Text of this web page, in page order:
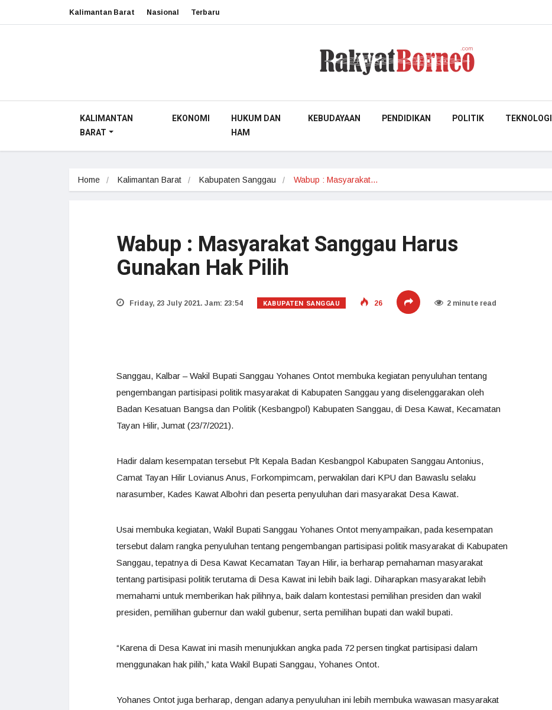
Kalimantan Barat Nasional Terbaru
KALIMANTAN
BARAT
EKONOMI
HUKUM DAN
HAM
KEBUDAYAAN PENDIDIKAN POLITIK TEKNOLOGI
Home Kalimantan Barat Kabupaten Sanggau Wabup : Masyarakat…
Wabup : Masyarakat Sanggau Harus
Gunakan Hak Pilih
Friday, 23 July 2021. Jam: 23:54 KABUPATEN SANGGAU 26 2 minute read
Sanggau, Kalbar – Wakil Bupati Sanggau Yohanes Ontot membuka kegiatan penyuluhan tentang
pengembangan partisipasi politik masyarakat di Kabupaten Sanggau yang diselenggarakan oleh
Badan Kesatuan Bangsa dan Politik (Kesbangpol) Kabupaten Sanggau, di Desa Kawat, Kecamatan
Tayan Hilir, Jumat (23/7/2021).
Hadir dalam kesempatan tersebut Plt Kepala Badan Kesbangpol Kabupaten Sanggau Antonius,
Camat Tayan Hilir Lovianus Anus, Forkompimcam, perwakilan dari KPU dan Bawaslu selaku
narasumber, Kades Kawat Albohri dan peserta penyuluhan dari masyarakat Desa Kawat.
Usai membuka kegiatan, Wakil Bupati Sanggau Yohanes Ontot menyampaikan, pada kesempatan
tersebut dalam rangka penyuluhan tentang pengembangan partisipasi politik masyarakat di Kabupaten
Sanggau, tepatnya di Desa Kawat Kecamatan Tayan Hilir, ia berharap pemahaman masyarakat
tentang partisipasi politik terutama di Desa Kawat ini lebih baik lagi. Diharapkan masyarakat lebih
memahami untuk memberikan hak pilihnya, baik dalam kontestasi pemilihan presiden dan wakil
presiden, pemilihan gubernur dan wakil gubenur, serta pemilihan bupati dan wakil bupati.
“Karena di Desa Kawat ini masih menunjukkan angka pada 72 persen tingkat partisipasi dalam
menggunakan hak pilih,” kata Wakil Bupati Sanggau, Yohanes Ontot.
Yohanes Ontot juga berharap, dengan adanya penyuluhan ini lebih membuka wawasan masyarakat